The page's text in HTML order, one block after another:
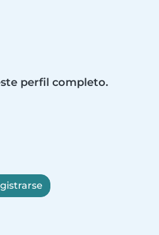
perfil completo.